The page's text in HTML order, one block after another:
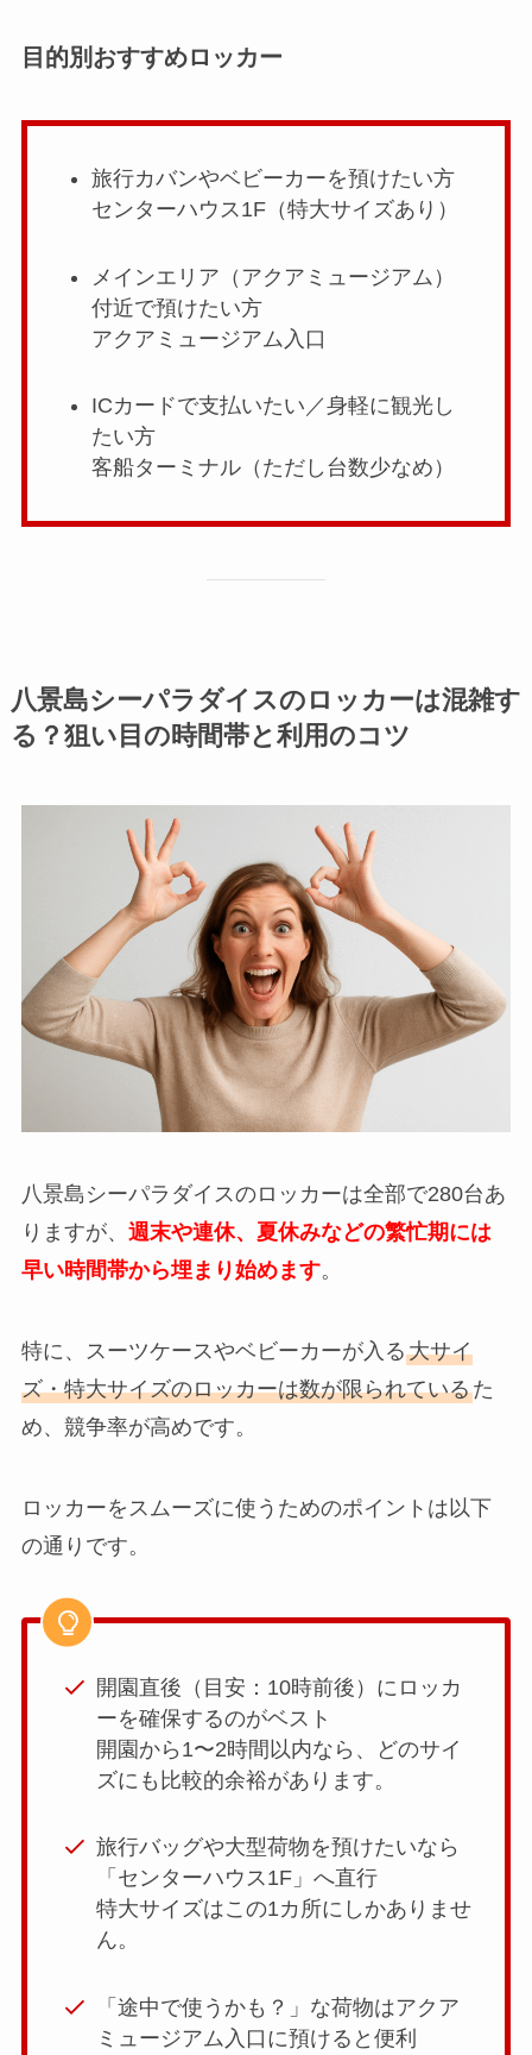
目的別おすすめロッカー
旅行カバンやベビーカーを預けたい方
センターハウス1F（特大サイズあり）
メインエリア（アクアミュージアム）
付近で預けたい方
アクアミュージアム入口
ICカードで支払いたい／身軽に観光し
たい方
客船ターミナル（ただし台数少なめ）
八景島シーパラダイスのロッカーは混雑す
る？狙い目の時間帯と利用のコツ
八景島シーパラダイスのロッカーは全部で280台あ
りますが、 週末や連休、夏休みなどの繁忙期には
早い時間帯から埋まり始めます。
特に、スーツケースやベビーカーが入る大サイ
ズ・特大サイズのロッカーは数が限られているた
め、競争率が高めです。
ロッカーをスムーズに使うためのポイントは以下
の通りです。
開園直後（目安：10時前後）にロッカ
ーを確保するのがベスト
開園から1〜2時間以内なら、どのサイ
ズにも比較的余裕があります。
旅行バッグや大型荷物を預けたいなら
「センターハウス1F」へ直行
特大サイズはこの1カ所にしかありませ
ん。
「途中で使うかも？」な荷物はアクア
ミュージアム入口に預けると便利